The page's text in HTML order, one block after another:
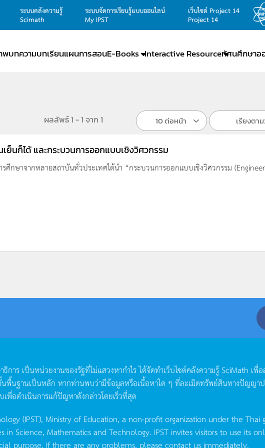
ระบบคลังความรู้
Scimath
ระบบจัดการเรียนรู้แบบออนไลน์
My IPST
เว็บไซต์ Project 14
Project 14
พบทความบทเรียนแผนการสอนE-Books Interactive Resourceทัศนศึกษาอ
ผลลัพธ์ 1 - 1 จาก 1 10 ต่อหน้า เรียงตา
นก็ได้ และกระบวนการออกแบบเชิงวิศวกรรม
ศึกษาจากหลายสถาบันทั่วประเทศได้นำ “กระบวนการออกแบบเชิงวิศวกรรม
ธิการ เป็นหน่วยงานของรัฐที่ไม่แสวงหากำไรได้จัดทำเว็บไซต์คลังความรู้SciMath เพื่
นพื้นฐานเป็นหลัก หากท่านพบว่ามีข้อมูลหรือเนื้อหาใด ๆ ที่ละเมิดทรัพย์สินทางปัญญาป
เพื่อดำเนินการแก้ปัญหาดังกล่าวโดยเร็วที่สุด
(IPST), Ministry of Education, a non-profit organization under the Thai
Science, Mathematics and Technology. IPST invites visitors to use its
purpose. If there are any problems, please contact us immediately.